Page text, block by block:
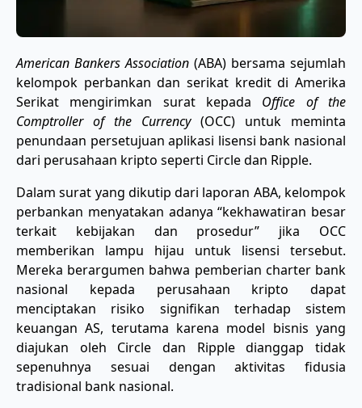
American Bankers Association (ABA) bersama sejumlah
kelompok perbankan dan serikat kredit di Amerika
Serikat mengirimkan surat kepada Office of the
Comptroller of the Currency(OCC) untuk meminta
penundaan persetujuan aplikasi lisensi bank nasional
dari perusahaan kripto seperti Circle dan Ripple.
Dalam surat yang dikutip dari laporan ABA, kelompok
perbankan menyatakan adanya “kekhawatiran besar
terkait kebijakan dan prosedur” jika OCC
memberikan lampu hijau untuk lisensi tersebut.
Mereka berargumen bahwa pemberian charter bank
nasional kepada perusahaan kripto dapat
menciptakan risiko signifikan terhadap sistem
keuangan AS, terutama karena model bisnis yang
diajukan oleh Circle dan Ripple dianggap tidak
sepenuhnya sesuai dengan aktivitas fidusia
tradisional bank nasional.